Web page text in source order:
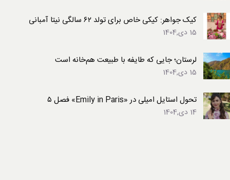
کیک جواهر: کیکی خاص برای تولد ۶۲ سالگی نیتا آمبانی
15 دی,1404
لرستان؛ جایی که طایفه با طبیعت هم‌خانه است
15 دی,1404
تحول استایل امیلی در «Emily in Paris» فصل ۵
14 دی,1404